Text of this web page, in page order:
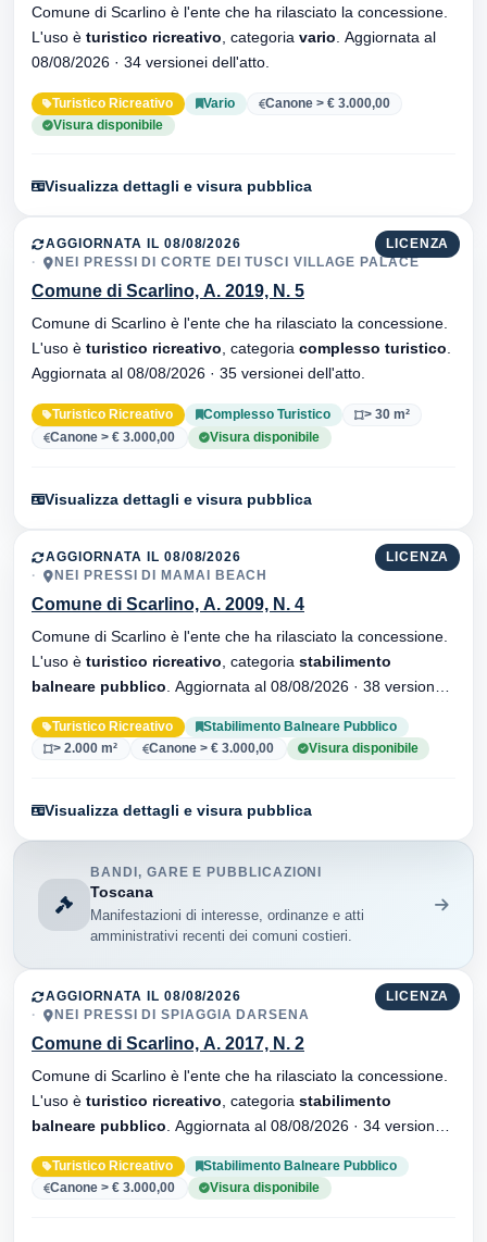
Comune di Scarlino è l'ente che ha rilasciato la concessione.
L'uso è turistico ricreativo , categoria vario
08/08/2026 · 34 versionei dell'atto.
Turistico Ricreativo Vario
Canone > € 3.000,00
Visura disponibile
Visualizza dettagli e visura pubblica
LICENZA
AGGIORNATA IL 08/08/2026
NEI PRESSI DI CORTE DEI TUSCI VILLAGE PALACE
Comune di Scarlino, A. 2019, N. 5
Comune di Scarlino è l'ente che ha rilasciato la concessione.
L'uso è turistico ricreativo , categoria complesso turistico
Aggiornata al 08/08/2026 · 35 versionei dell'atto.
Turistico Ricreativo Complesso Turistico
> 30 m²
Canone > € 3.000,00
Visura disponibile
Visualizza dettagli e visura pubblica
LICENZA
AGGIORNATA IL 08/08/2026
NEI PRESSI DI MAMAI BEACH
Comune di Scarlino, A. 2009, N. 4
Comune di Scarlino è l'ente che ha rilasciato la concessione.
L'uso è turistico ricreativo , categoria stabilimento
balneare pubblico
Turistico Ricreativo
Stabilimento Balneare Pubblico
> 2.000 m²
Canone > € 3.000,00 Visura disponibile
Visualizza dettagli e visura pubblica
BANDI, GARE E PUBBLICAZIONI
Toscana
Manifestazioni di interesse, ordinanze e atti
amministrativi recenti dei comuni costieri.
LICENZA
AGGIORNATA IL 08/08/2026
NEI PRESSI DI SPIAGGIA DARSENA
Comune di Scarlino, A. 2017, N. 2
Comune di Scarlino è l'ente che ha rilasciato la concessione.
L'uso è turistico ricreativo , categoria stabilimento
balneare pubblico
Turistico Ricreativo
Stabilimento Balneare Pubblico
Canone > € 3.000,00
Visura disponibile